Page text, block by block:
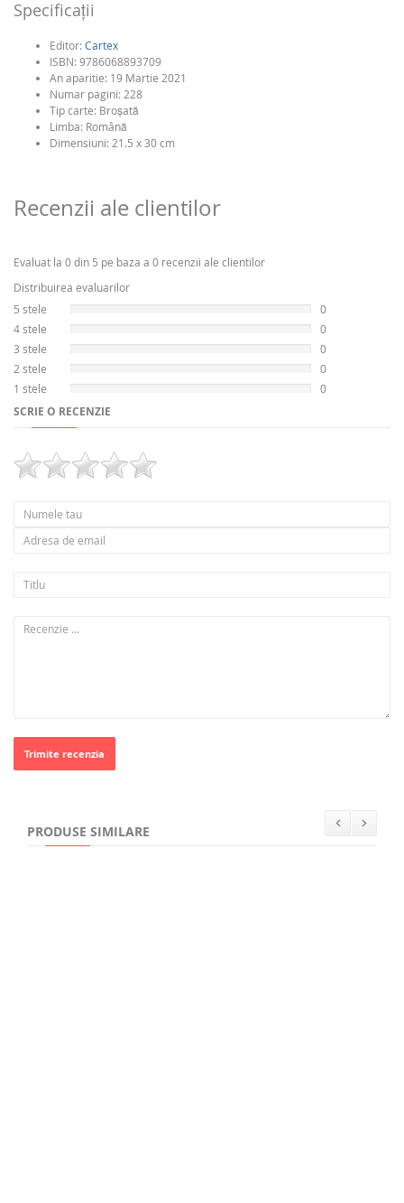
Specificaţii
Editor: Cartex
ISBN: 9786068893709
An aparitie: 19 Martie 2021
Numar pagini: 228
Tip carte: Broşată
Limba: Română
Dimensiuni: 21.5 x 30 cm
Recenzii ale clientilor
Evaluat la 0 din 5 pe baza a 0 recenzii ale clientilor
Distribuirea evaluarilor
5 stele
0
4 stele
0
3 stele
0
2 stele
0
1 stele
0
SCRIE O RECENZIE
Trimite recenzia
PRODUSE SIMILARE